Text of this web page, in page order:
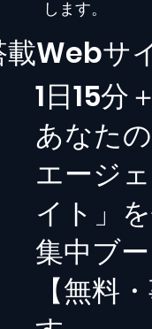
します。
Webサ
1日15分
あなた
エージ
イト」
集中ブ
【無料